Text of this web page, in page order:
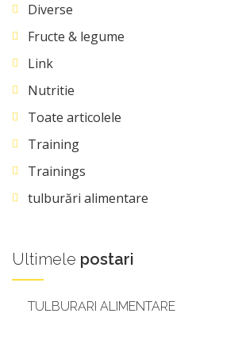
Diverse
Fructe & legume
Link
Nutritie
Toate articolele
Training
Trainings
tulburări alimentare
Ultimele postari
TULBURĂRI ALIMENTARE